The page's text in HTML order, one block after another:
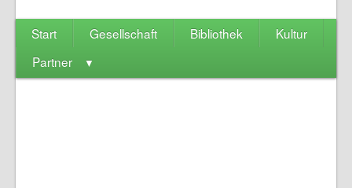
Start Gesellschaft Bibliothek
Kultur
Partner
▼